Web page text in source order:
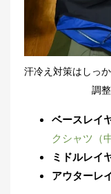
汗冷え対策はしっ
調
ベースレイ
クシャツ（
ミドルレイ
アウターレ